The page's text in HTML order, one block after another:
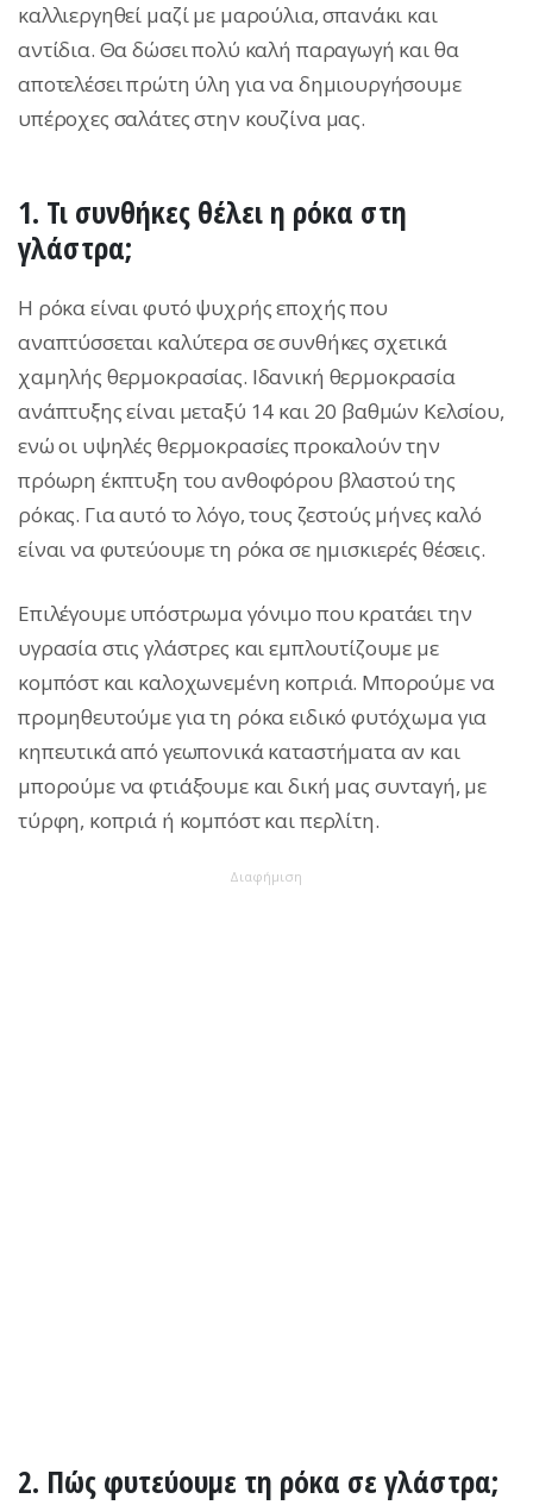
καλλιεργηθεί μαζί με μαρούλια, σπανάκι και
αντίδια. Θα δώσει πολύ καλή παραγωγή και θα
αποτελέσει πρώτη ύλη για να δημιουργήσουμε
υπέροχες σαλάτες στην κουζίνα μας.
1. Τι συνθήκες θέλει η ρόκα στη
γλάστρα;
H ρόκα είναι φυτό ψυχρής εποχής που
αναπτύσσεται καλύτερα σε συνθήκες σχετικά
χαμηλής θερμοκρασίας. Ιδανική θερμοκρασία
ανάπτυξης είναι μεταξύ 14 και 20 βαθμών Κελσίου,
ενώ οι υψηλές θερμοκρασίες προκαλούν την
πρόωρη έκπτυξη του ανθοφόρου βλαστού της
ρόκας. Για αυτό το λόγο, τους ζεστούς μήνες καλό
είναι να φυτεύουμε τη ρόκα σε ημισκιερές θέσεις.
Επιλέγουμε υπόστρωμα γόνιμο που κρατάει την
υγρασία στις γλάστρες και εμπλουτίζουμε με
κομπόστ και καλοχωνεμένη κοπριά. Μπορούμε να
προμηθευτούμε για τη ρόκα ειδικό φυτόχωμα για
κηπευτικά από γεωπονικά καταστήματα αν και
μπορούμε να φτιάξουμε και δική μας συνταγή, με
τύρφη, κοπριά ή κομπόστ και περλίτη.
Διαφήμιση
2. Πώς φυτεύουμε τη ρόκα σε γλάστρα;